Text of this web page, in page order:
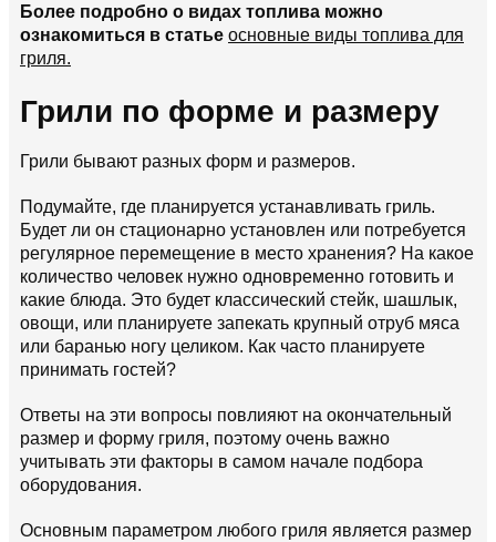
Более подробно о видах топлива можно
ознакомиться в статье основные виды топлива для
гриля.
Грили по форме и размеру
Грили бывают разных форм и размеров.
Подумайте, где планируется устанавливать гриль.
Будет ли он стационарно установлен или потребуется
регулярное перемещение в место хранения? На какое
количество человек нужно одновременно готовить и
какие блюда. Это будет классический стейк, шашлык,
овощи, или планируете запекать крупный отруб мяса
или баранью ногу целиком. Как часто планируете
принимать гостей?
Ответы на эти вопросы повлияют на окончательный
размер и форму гриля, поэтому очень важно
учитывать эти факторы в самом начале подбора
оборудования.
Основным параметром любого гриля является размер